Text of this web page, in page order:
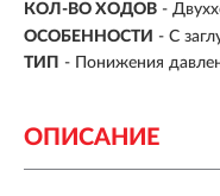
КОЛ-ВО ХОДОВ -
ОСОБЕННОСТИ - С
ТИП - Понижения
ОПИСАНИЕ